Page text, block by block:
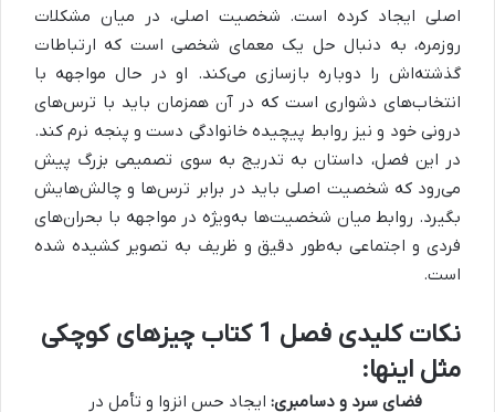
اصلی ایجاد کرده است. شخصیت اصلی، در میان مشکلات
روزمره، به دنبال حل یک معمای شخصی است که ارتباطات
گذشته‌اش را دوباره بازسازی می‌کند. او در حال مواجهه با
انتخاب‌های دشواری است که در آن همزمان باید با ترس‌های
درونی خود و نیز روابط پیچیده خانوادگی دست و پنجه نرم کند.
در این فصل، داستان به تدریج به سوی تصمیمی بزرگ پیش
می‌رود که شخصیت اصلی باید در برابر ترس‌ها و چالش‌هایش
بگیرد. روابط میان شخصیت‌ها به‌ویژه در مواجهه با بحران‌های
فردی و اجتماعی به‌طور دقیق و ظریف به تصویر کشیده شده
است.
نکات کلیدی فصل 1 کتاب چیزهای کوچکی
مثل اینها:
فضای سرد و دسامبری: ایجاد حس انزوا و تأمل در